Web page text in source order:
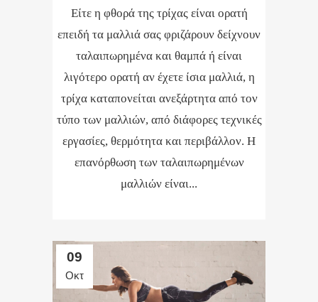
Είτε η φθορά της τρίχας είναι ορατή
επειδή τα μαλλιά σας φριζάρουν δείχνουν
ταλαιπωρημένα και θαμπά ή είναι
λιγότερο ορατή αν έχετε ίσια μαλλιά, η
τρίχα καταπονείται ανεξάρτητα από τον
τύπο των μαλλιών, από διάφορες τεχνικές
εργασίες, θερμότητα και περιβάλλον. Η
επανόρθωση των ταλαιπωρημένων
μαλλιών είναι...
09
Οκτ